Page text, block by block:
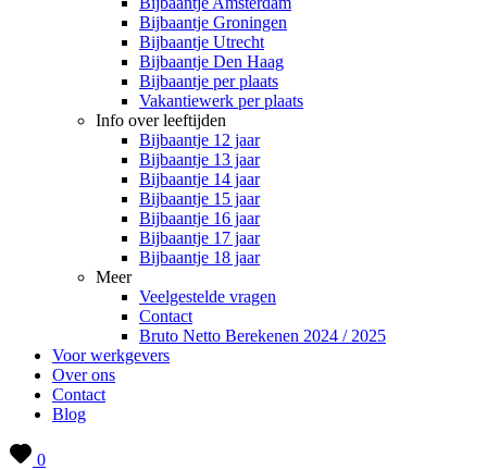
Bijbaantje Groningen
Bijbaantje Utrecht
Bijbaantje Den Haag
Bijbaantje per plaats
Vakantiewerk per plaats
Info over leeftijden
Bijbaantje 12 jaar
Bijbaantje 13 jaar
Bijbaantje 14 jaar
Bijbaantje 15 jaar
Bijbaantje 16 jaar
Bijbaantje 17 jaar
Bijbaantje 18 jaar
Meer
Veelgestelde vragen
Contact
Bruto Netto Berekenen 2024 / 2025
Voor werkgevers
Over ons
Contact
Blog
0